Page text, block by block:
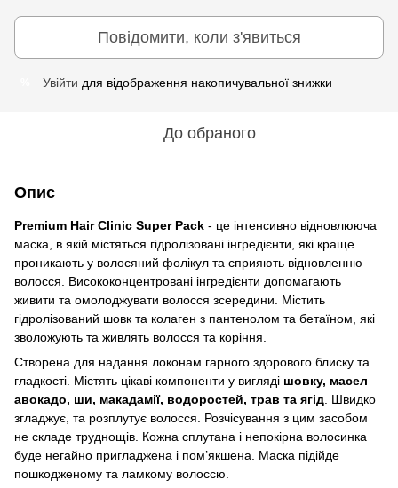
Повідомити, коли з'явиться
Увійти для відображення накопичувальної знижки
До обраного
Опис
Premium Hair Clinic Super Pack - це інтенсивно відновлююча
маска, в якій містяться гідролізовані інгредієнти, які краще
проникають у волосяний фолікул та сприяють відновленню
волосся. Висококонцентровані інгредієнти допомагають
живити та омолоджувати волосся зсередини. Містить
гідролізований шовк та колаген з пантенолом та бетаїном, які
зволожують та живлять волосся та коріння.
Створена для надання локонам гарного здорового блиску та
гладкості. Містять цікаві компоненти у вигляді шовку, масел
авокадо, ши, макадамії, водоростей, трав та ягід . Швидко
згладжує, та розплутує волосся. Розчісування з цим засобом
не складе труднощів. Кожна сплутана і непокірна волосинка
буде негайно пригладжена і пом’якшена. Маска підійде
пошкодженому та ламкому волоссю.